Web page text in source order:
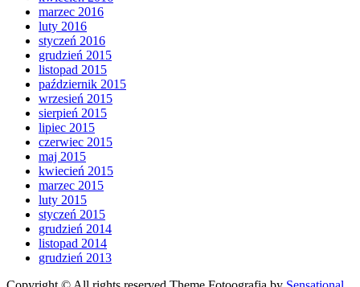
marzec 2016
luty 2016
styczeń 2016
grudzień 2015
listopad 2015
październik 2015
wrzesień 2015
sierpień 2015
lipiec 2015
czerwiec 2015
maj 2015
kwiecień 2015
marzec 2015
luty 2015
styczeń 2015
grudzień 2014
listopad 2014
grudzień 2013